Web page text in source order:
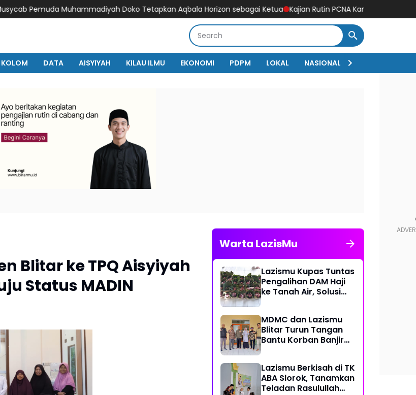
Muhammadiyah Doko Tetapkan Aqbala Horizon sebagai Ketua Kajian Rutin PCNA Kanigoro Blitar di Masjid MIA
KOLOM DATA AISYIYAH KILAU ILMU EKONOMI PDPM LOKAL NASIONAL
Blitar ke TPQ Aisyiyah
Status MADIN
Warta LazisMu
Lazismu Kupas Tuntas
Pengalihan DAM Haji
ke Tanah Air, Solusi
Kurban
MDMC dan Lazismu
Blitar Turun Tangan
Bantu Korban Banjir
Lazismu Berkisah di TK
ABA Slorok, Tanamkan
Teladan Rasulullah